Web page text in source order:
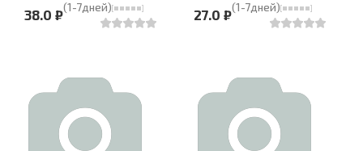
(1-7дней)
38.0 ₽
(1-7дней)
27.0 ₽